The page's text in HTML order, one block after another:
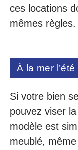
ces locations
mêmes règles.
À la mer l’été
Si votre bien
pouvez viser
modèle est
meublé,